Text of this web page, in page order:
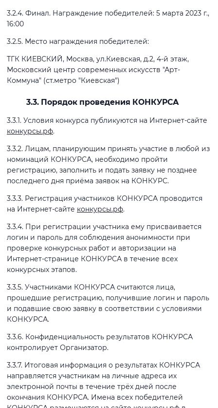
3.2.4. Финал. Награждение победителей: 5 марта 2023 г.,
16:00
3.2.5. Место награждения победителей:
ТГК КИЕВСКИЙ, Москва, ул.Киевская, д.2, 4-й этаж,
Московский центр современных искусств "Арт-
Коммуна" (ст.метро "Киевская")
3.3. Порядок проведения КОНКУРСА
3.3.1. Условия конкурса публикуются на Интернет-сайте
конкурсы.рф.
3.3.2. Лицам, планирующим принять участие в любой из
номинаций КОНКУРСА, необходимо пройти
регистрацию, заполнить и подать заявку не позднее
последнего дня приёма заявок на КОНКУРС.
3.3.3. Регистрация участников КОНКУРСА проводится
на Интернет-сайте конкурсы.рф.
3.3.4. При регистрации участника ему присваивается
логин и пароль для соблюдения анонимности при
проверке конкурсных работ и авторизации на
Интернет-странице КОНКУРСА в течение всех
конкурсных этапов.
3.3.5. Участниками КОНКУРСА считаются лица,
прошедшие регистрацию, получившие логин и пароль
и подавшие свою заявку в соответствии с условиями
КОНКУРСА.
3.3.6. Конфиденциальность результатов КОНКУРСА
контролирует Организатор.
3.3.7. Итоговая информация о результатах КОНКУРСА
направляется участникам на личные адреса их
электронной почты в течение трёх дней после
окончания КОНКУРСА. Имена всех победителей